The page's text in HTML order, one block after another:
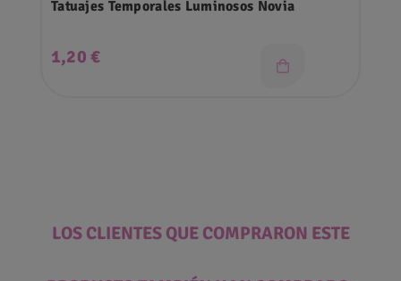
Tatuajes Temporales Luminosos Novia
Precio
1,20 €
LOS CLIENTES QUE COMPRARON ESTE